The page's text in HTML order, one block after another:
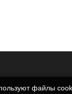
файлы